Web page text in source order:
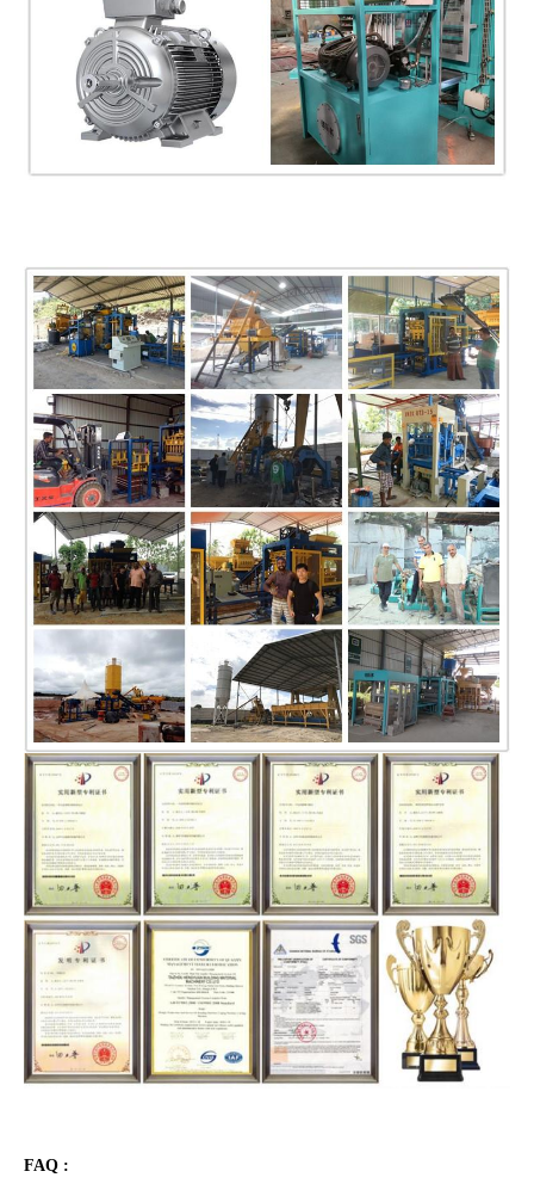
FAQ :